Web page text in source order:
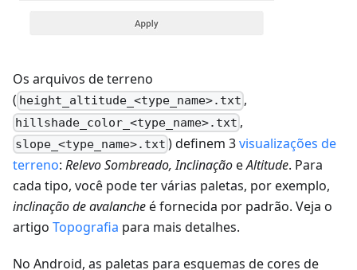
Os arquivos de terreno
( height_altitude_<type_name>.txt ,
hillshade_color_<type_name>.txt ,
slope_<type_name>.txt ) definem 3visualizações de
terreno: Relevo Sombreado, InclinaçãoeAltitude. Para
cada tipo, você pode ter várias paletas, por exemplo,
inclinação de avalancheé fornecida por padrão. Veja o
artigo Topografia para mais detalhes.
No Android, as paletas para esquemas de cores de